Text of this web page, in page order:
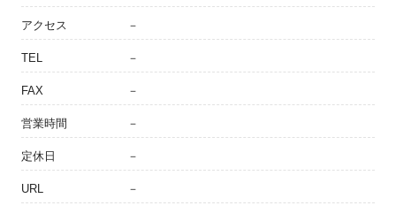
アクセス －
TEL －
FAX －
営業時間 －
定休日 －
URL －